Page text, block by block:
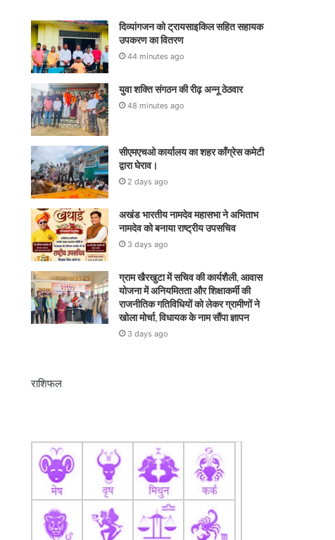
दिव्यांगजन को ट्रायसाइकिल सहित सहायक
उपकरण का वितरण
44 minutes ago
युवा शक्ति संगठन की रीढ़ अन्नू ठेठवार
48 minutes ago
सीएमएचओ कार्यालय का शहर कॉंग्रेस कमेटी
द्वारा घेराव।
2 days ago
अखंड भारतीय नामदेव महासभा ने अभिताभ
नामदेव को बनाया राष्ट्रीय उपसचिव
3 days ago
ग्राम खैरखुटा में सचिव की कार्यशैली, आवास
योजना में अनियमितता और शिक्षाकर्मी की
राजनीतिक गतिविधियों को लेकर ग्रामीणों ने
खोला मोर्चा, विधायक के नाम सौंपा ज्ञापन
3 days ago
राशिफल